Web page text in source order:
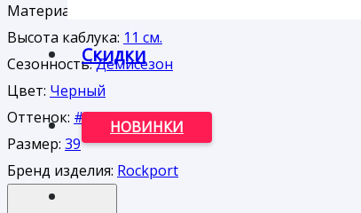
Скидки
НОВИНКИ
Материал верха:
Высота каблука: 11 см.
Сезонность:Демисезон
Цвет: Черный
Оттенок: #000000
Размер: 39
Бренд изделия: Rockport